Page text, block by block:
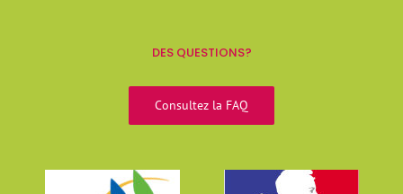
DES QUESTIONS?
Consultez la FAQ